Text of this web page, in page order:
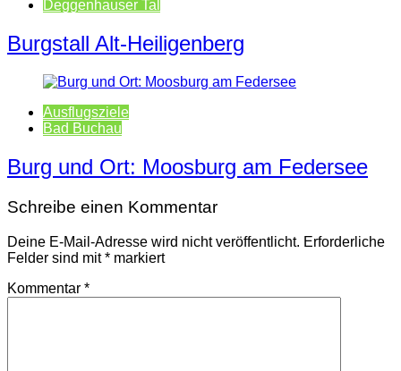
Deggenhauser Tal
Burgstall Alt-Heiligenberg
Ausflugsziele
Bad Buchau
Burg und Ort: Moosburg am Federsee
Schreibe einen Kommentar
Deine E-Mail-Adresse wird nicht veröffentlicht. Erforderliche
Felder sind mit* markiert
Kommentar *